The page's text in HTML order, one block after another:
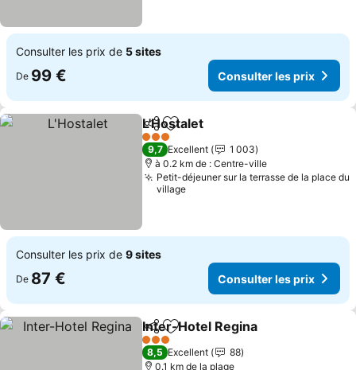
Consulter les prix de 5 sites
De 99 € Consulter les prix
PartagerAjouter à mes favoris
L'Hostalet
3 Étoiles
9,7 Excellent
1 003
à 0.2 km de : Centre-ville
Petit-déjeuner sur la terrasse de la place du
village
Consulter les prix de 9 sites
De 87 € Consulter les prix
PartagerAjouter à mes favoris
Inter-Hotel Regina
3 Étoiles
8,5 Excellent
88
0.1 km de la plage